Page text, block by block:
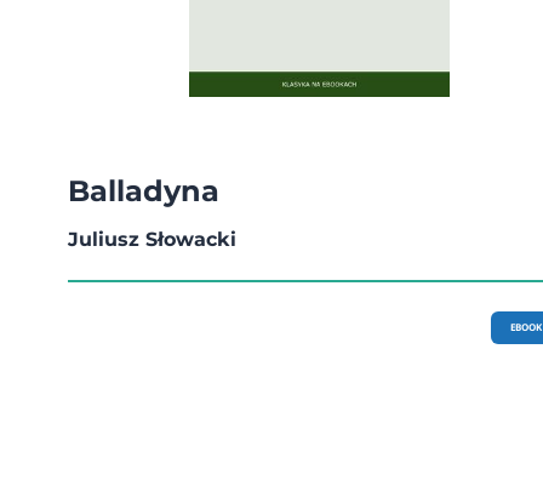
Balladyna
Juliusz Słowacki
EBOOK